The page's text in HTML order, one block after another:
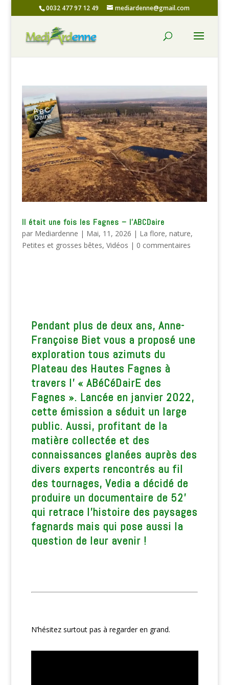
0032 477 97 12 49 mediardenne@gmail.com
Il était une fois les Fagnes – l’ABCDaire
par Mediardenne | Mai, 11, 2026 | La flore, nature,
Petites et grosses bêtes, Vidéos | 0 commentaires
Pendant plus de deux ans, Anne-
Françoise Biet vous a proposé une
exploration tous azimuts du
Plateau des Hautes Fagnes à
travers l’ « ABéCéDairE des
Fagnes ». Lancée en janvier 2022,
cette émission a séduit un large
public. Aussi, profitant de la
matière collectée et des
connaissances glanées auprès des
divers experts rencontrés au fil
des tournages, Vedia a décidé de
produire un documentaire de 52’
qui retrace l’histoire des paysages
fagnards mais qui pose aussi la
question de leur avenir !
N’hésitez surtout pas à regarder en grand.